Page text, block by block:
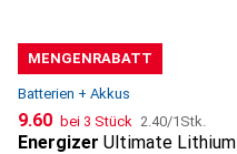
MENGENRABATT
Batterien + Akkus
CHF
9.60 bei 3 Stück CHF
2.40/1Stk.
Energizer Ultimate Lithium